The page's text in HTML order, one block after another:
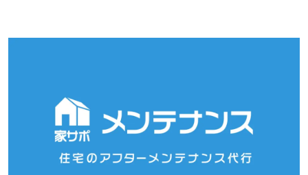
お知らせ
よくある質問